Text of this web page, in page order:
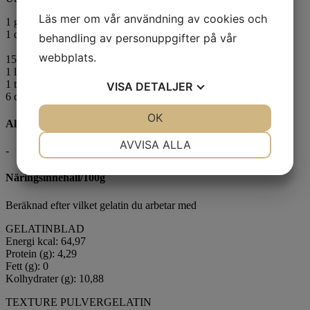
1 gelatinblad (gris)
1 dl aprikospuré
150 g texture pulvergelatin (nöt)
1 liter aprikospuré
1 tsk agar agar (vegan)
6 dl aprikospuré
Allergener
-
Näringsinnehåll/100g
Beräknad efter vilket gelatin du arbetar med
GELATINBLAD
Energi kcal: 64,97
Protein (g): 4,29
Fett (g): 0
Kolhydrater (g): 10,88
TEXTURE PULVERGELATIN
Läs mer om vår användning av cookies och
behandling av personuppgifter på vår
webbplats.
VISA DETALJER
AVVISA ALLA
OK